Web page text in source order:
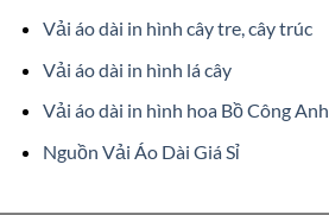
Vải áo dài in hình cây tre, cây trúc
Vải áo dài in hình lá cây
Vải áo dài in hình hoa Bồ Công Anh
Nguồn Vải Áo Dài Giá Sỉ